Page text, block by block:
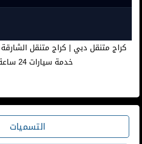
كراج متنقل دبي | كراج متنقل
خدمة سيارات 24 ساعة ⚡️🛠
التسميات